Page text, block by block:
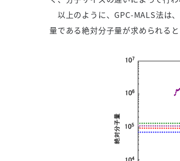
以上のように、GPC-MALS法は
量である絶対分子量が求められる